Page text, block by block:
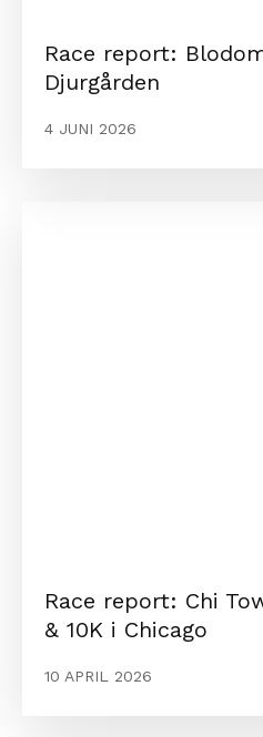
Race report:
Djurgården
4 JUNI 2026
Race report: Chi
& 10K i Chicago
10 APRIL 2026